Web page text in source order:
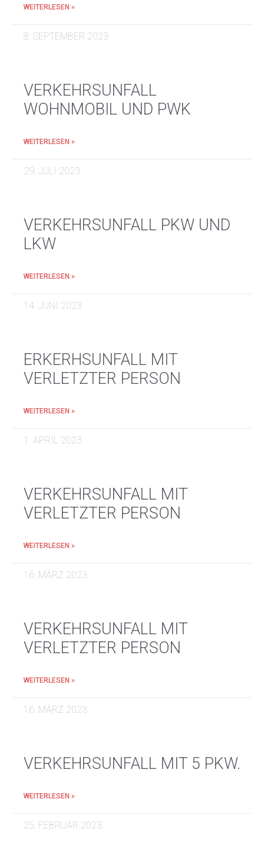
WEITERLESEN »
8. SEPTEMBER 2023
VERKEHRSUNFALL
WOHNMOBIL UND PWK
WEITERLESEN »
29. JULI 2023
VERKEHRSUNFALL PKW UND
LKW
WEITERLESEN »
14. JUNI 2023
ERKERHSUNFALL MIT
VERLETZTER PERSON
WEITERLESEN »
1. APRIL 2023
VERKEHRSUNFALL MIT
VERLETZTER PERSON
WEITERLESEN »
16. MÄRZ 2023
VERKEHRSUNFALL MIT
VERLETZTER PERSON
WEITERLESEN »
16. MÄRZ 2023
VERKEHRSUNFALL MIT 5 PKW.
WEITERLESEN »
25. FEBRUAR 2023